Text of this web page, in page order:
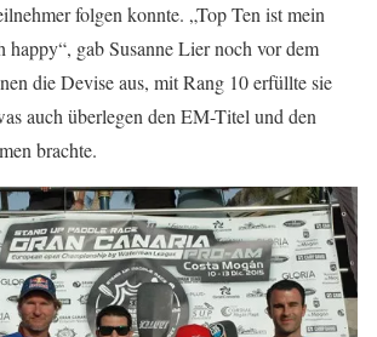
folgen konnte. „Top Ten ist mein
gab Susanne Lier noch vor dem
die Devise aus, mit Rang 10 erfüllte sie
auch überlegen den EM-Titel und den
brachte.